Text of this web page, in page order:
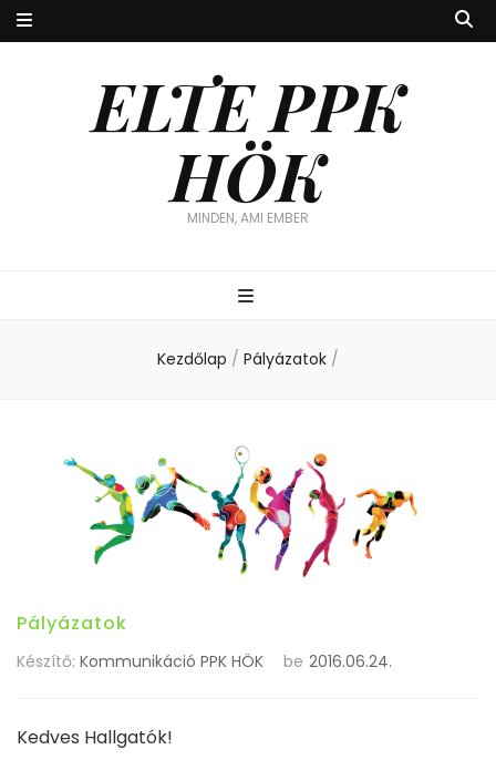
ELTE PPK
HÖK
MINDEN, AMI EMBER
Kezdőlap / Pályázatok /
Pályázatok
Készítő: Kommunikáció PPK HÖK be 2016.06.24.
Kedves Hallgatók!